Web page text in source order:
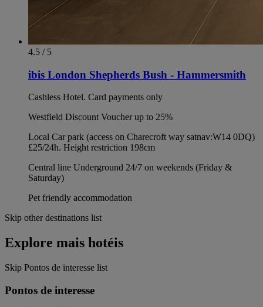
4.5 / 5
ibis London Shepherds Bush - Hammersmith
Cashless Hotel. Card payments only
Westfield Discount Voucher up to 25%
Local Car park (access on Charecroft way satnav:W14 0DQ)
£25/24h. Height restriction 198cm
Central line Underground 24/7 on weekends (Friday &
Saturday)
Pet friendly accommodation
Skip other destinations list
Explore mais hotéis
Skip Pontos de interesse list
Pontos de interesse